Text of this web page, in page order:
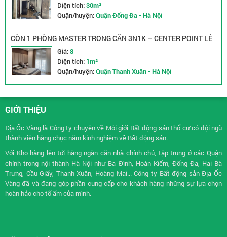
Diện tích:30m²
Quận/huyện:Quận Đống Đa - Hà Nội
CÒN 1 PHÒNG MASTER TRONG CĂN 3N1K – CENTER POINT LÊ
VĂN LƯƠNG
Giá:8
Diện tích: 1m²
Quận/huyện:Quận Thanh Xuân - Hà Nội
GIỚI THIỆU
Địa Ốc Vàng là Công ty chuyên về Môi giới Bất động sảnthổ cư có đội ngũ
thành viên hàng chục năm kinh nghiệm về Bất động sản.
Với Kho hàng lên tới hàng ngàn căn nhà chính chủ, tập trung ở các Quận
chính trong nội thành Hà Nội như Ba Đình, Hoàn Kiếm, Đống Đa, Hai Bà
Trưng, Cầu Giấy, Thanh Xuân, Hoàng Mai... Công ty Bất động sản Địa Ốc
Vàng đã và đang góp phần cung cấp cho khách hàng những sự lựa chọn
hoàn hảo cho tổ ấm của mình.